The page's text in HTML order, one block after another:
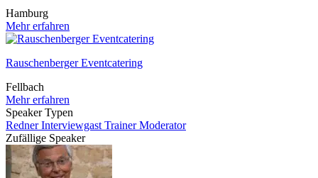
Hamburg
Mehr erfahren
Rauschenberger Eventcatering
Fellbach
Mehr erfahren
Speaker Typen
RednerInterviewgast TrainerModerator
Zufällige Speaker